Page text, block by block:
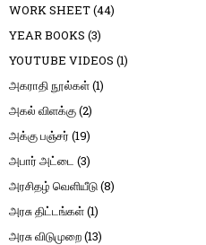
WORK SHEET(44)
YEAR BOOKS (3)
YOUTUBE VIDEOS (1)
அகராதி நூல்கள்(1)
அகல் விளக்கு(2)
அக்கு பஞ்சர் (19)
அபார் அட்டை (3)
அரசிதழ் வெளியீடு(8)
அரசு திட்டங்கள்(1)
அரசு விடுமுறை(13)